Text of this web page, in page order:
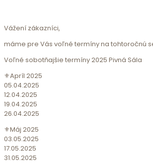
Vážení zákazníci,
máme pre Vás voľné termíny na tohtoročnú
Voľné sobotňajšie termíny 2025 Pivná Sála
⚜️Apríl 2025
05.04.2025
12.04.2025
19.04.2025
26.04.2025
⚜️Máj 2025
03.05.2025
17.05.2025
31.05.2025